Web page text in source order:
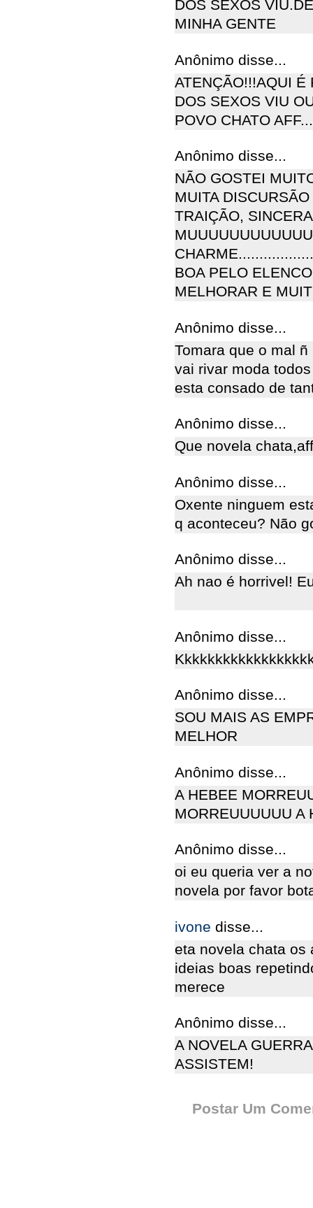
DOS SEXOS
MINHA GENTE
Anônimo disse...
ATENÇÃO!!!AQUI É
DOS SEXOS VIU
POVO CHATO
Anônimo disse...
NÃO GOSTEI
MUITA
TRAIÇÃO,
BOA PELO
MELHORAR E
Anônimo disse...
Tomara que o mal
vai rivar moda
esta consado de
Anônimo disse...
Que novela
Anônimo disse...
Oxente ninguem
q aconteceu? Não
Anônimo disse...
Ah nao é horrivel!
Anônimo disse...
Anônimo disse...
SOU MAIS AS
MELHOR
Anônimo disse...
A HEBEE
MORREUUUUUU A
Anônimo disse...
oi eu queria ver a
novela por favor
ivone disse...
eta novela chata os
ideias boas
merece
Anônimo disse...
A NOVELA
ASSISTEM!
Postar Um